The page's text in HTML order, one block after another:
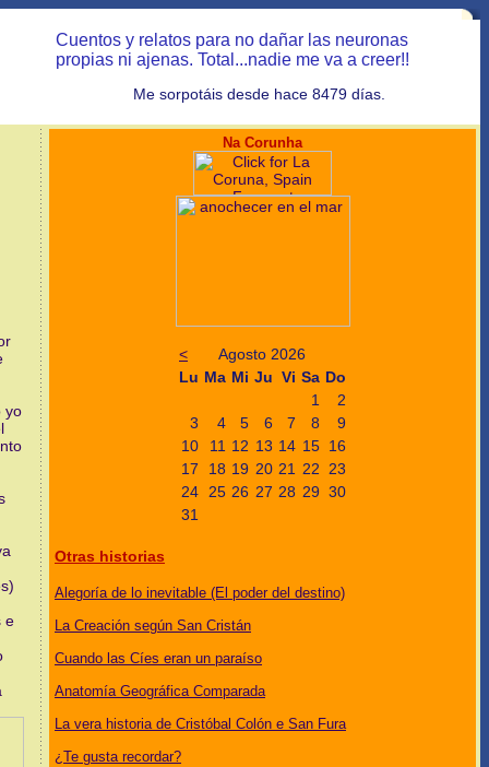
Cuentos y relatos para no dañar las neuronas
propias ni ajenas. Total...nadie me va a creer!!
Me sorpotáis desde hace 8479 días.
yo
e
Na Corunha
<
Agosto 2026
Lu Ma Mi Ju Vi Sa Do
1
2
3
4 5 6 7 8
9
10
11 12 13 14 15 16
17
18 19 20 21 22
23
24
25 26 27 28 29 30
31
Otras historias
Alegoría de lo inevitable (El poder del destino)
La Creación según San Cristán
Cuando las Cíes eran un paraíso
Anatomía Geográfica Comparada
La vera historia de Cristóbal Colón e San Fura
¿Te gusta recordar?